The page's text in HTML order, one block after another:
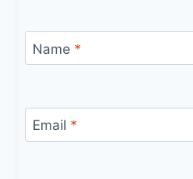
Name *
Email *